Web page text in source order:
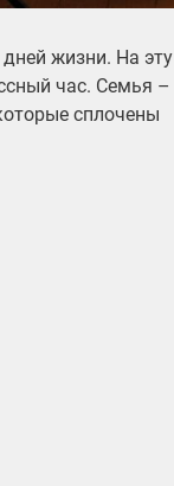
жизни. На эту
час. Семья –
сплочены